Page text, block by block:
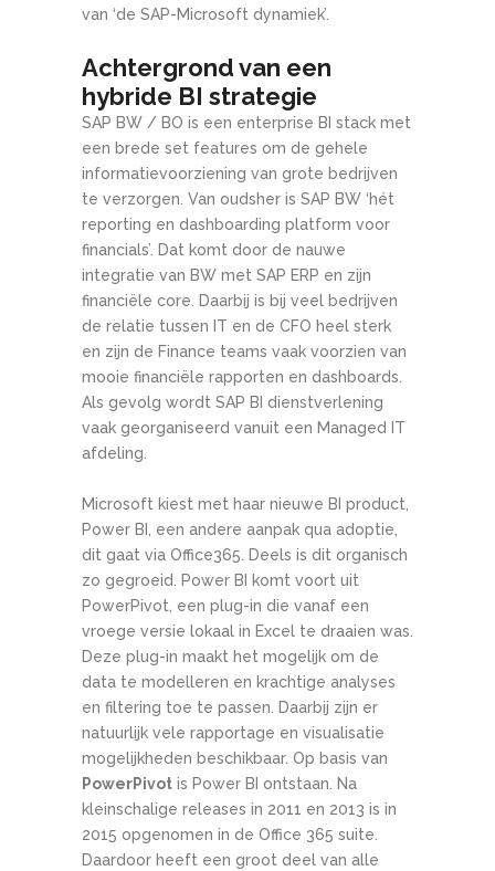
van ‘de SAP-Microsoft dynamiek’.
Achtergrond van een
hybride BI strategie
SAP BW / BO is een enterprise BI stack met
een brede set features om de gehele
informatievoorziening van grote bedrijven
te verzorgen. Van oudsher is SAP BW ‘hét
reporting en dashboarding platform voor
financials’. Dat komt door de nauwe
integratie van BW met SAP ERP en zijn
financiële core. Daarbij is bij veel bedrijven
de relatie tussen IT en de CFO heel sterk
en zijn de Finance teams vaak voorzien van
mooie financiële rapporten en dashboards.
Als gevolg wordt SAP BI dienstverlening
vaak georganiseerd vanuit een Managed IT
afdeling.
Microsoft kiest met haar nieuwe BI product,
Power BI, een andere aanpak qua adoptie,
dit gaat via Office365. Deels is dit organisch
zo gegroeid. Power BI komt voort uit
PowerPivot, een plug-in die vanaf een
vroege versie lokaal in Excel te draaien was.
Deze plug-in maakt het mogelijk om de
data te modelleren en krachtige analyses
en filtering toe te passen. Daarbij zijn er
natuurlijk vele rapportage en visualisatie
mogelijkheden beschikbaar. Op basis van
PowerPivot is Power BI ontstaan. Na
kleinschalige releases in 2011 en 2013 is in
2015 opgenomen in de Office 365 suite.
Daardoor heeft een groot deel van alle